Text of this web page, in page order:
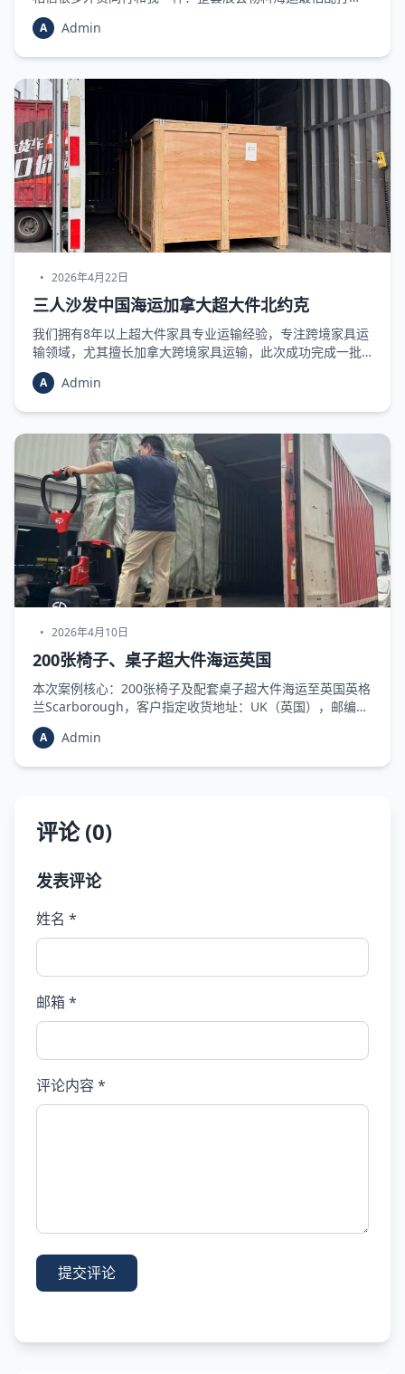
包、货损、受潮、变形，一旦出问题，海外布展直接翻车。
我们这次参展物资特别杂，有怕压的纸质宣传品、怕刮的灯
很高，之
A Admin
• 2026年4月22日
三人沙发中国海运加拿大超大件北约克
我们拥有8年以上超大件家具专业运输经验，专注跨境家具运
输领域，尤其擅长加拿大跨境家具运输，此次成功完成一批
三人沙发至加拿大安大略省北约克市（North York, Ontario,
Canada，邮编M2N0g4）的出货任务，全程安全快捷，现作
A Admin
• 2026年4月10日
200张椅子、桌子超大件海运英国
本次案例核心：200张椅子及配套桌子超大件海运至英国英格
兰Scarborough，客户指定收货地址：UK（英国），邮编
YO12 4DT，城市Scarborough，全程保障货物完好、时效可
控，高效完成海运全流程。 货物特性：桌椅为超大件商业货
A Admin
评论 (0)
发表评论
姓名 *
邮箱 *
评论内容 *
提交评论